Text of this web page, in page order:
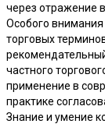
через отражение
Особого внимания
торговых
частного
применение в
практике
Знание и умение